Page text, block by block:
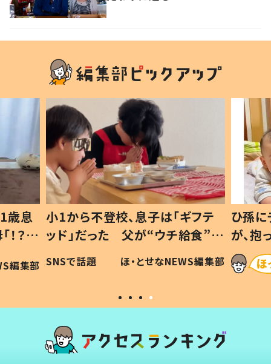
息子は「ギフテ
が“ウチ給食”を
とは #令和の親
・とせなNEWS編集部
ひ孫にデレデレな80歳じいじ
が、抱っこすると…ひ孫の反
「涙が出ました」「可愛くて仕
い」
ほ・とせなNEWS編